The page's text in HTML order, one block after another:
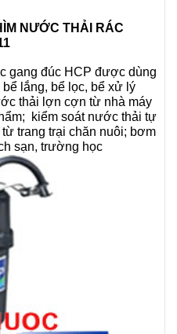
NƯỚC THẢI RÁC
gang đúc HCP được dùng
lắng, bể lọc, bể xử lý
thải lợn cợn từ nhà máy
kiểm soát nước thải tự
trang trại chăn nuôi; bơm
sạn, trường học